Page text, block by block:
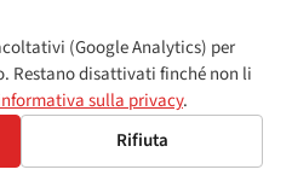
Mediatore
€ si colloca alla fascia
(Google Analytics) per
Restano disattivati finché non li
sulla privacy.
Rifiuta